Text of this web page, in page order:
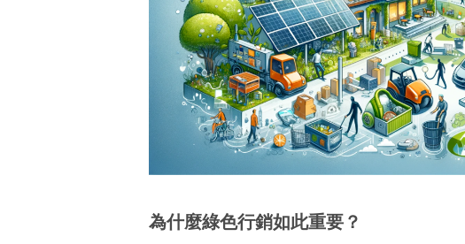
為什麼綠色行銷如此重要？